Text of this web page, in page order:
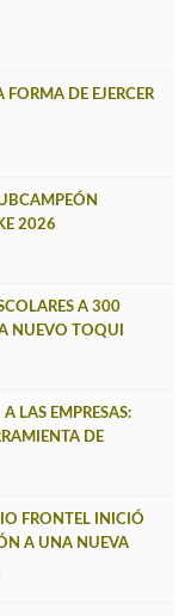
FORMA DE EJERCER
2026
A 300
NUEVO TOQUI
LAS EMPRESAS:
DE
FRONTEL INICIÓ
A UNA NUEVA